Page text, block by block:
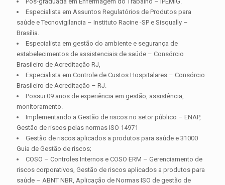
Especialista em Assuntos Regulatórios de Produtos para
saúde e Tecnovigilancia – Instituto Racine -SP e Sisqually –
Brasília.
Especialista em gestão do ambiente e segurança de
estabelecimentos de assistenciais de saúde – Consórcio
Brasileiro de Acreditação RJ,
Especialista em Controle de Custos Hospitalares – Consórcio
Brasileiro de Acreditação – RJ.
Possui 09 anos de experiência em gestão, assistência,
monitoramento.
Implementando a Gestão de riscos no setor público – ENAP,
Gestão de riscos pelas normas ISO 14971
Gestão de riscos aplicados a produtos para saúde e 31000
Guia de Gestão de riscos;
COSO – Controles Internos e COSO ERM – Gerenciamento de
riscos corporativos, Gestão de riscos aplicados a produtos para
saúde – ABNT NBR, Aplicação de Normas ISO de gestão de